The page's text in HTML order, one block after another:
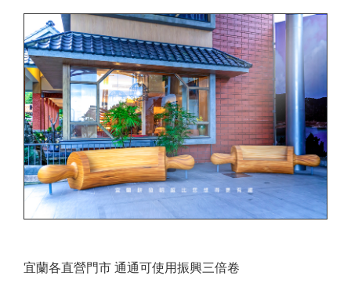
宜蘭各直營門市 通通可使用振興三倍卷